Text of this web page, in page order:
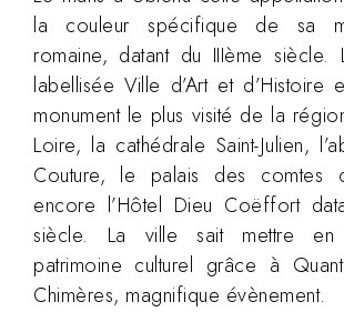
la couleur spécifique de sa
romaine, datant du IIIème
labellisée Ville d’Art et d’Histoire
monument le plus visité de la
Loire, la cathédrale Saint-Julien,
Couture, le palais des comtes
encore l’Hôtel Dieu Coëffort
siècle. La ville sait mettre en
patrimoine culturel grâce à
Chimères, magnifique évènement.